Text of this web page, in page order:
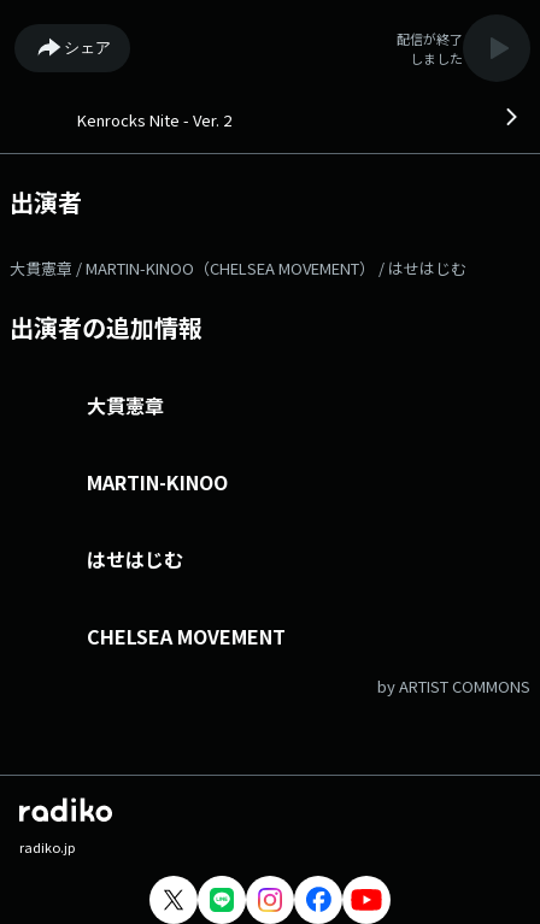
ラノドン”の最新作を！ 番組Webサイト：
https://www.interfm.co.jp/kenrocks メールアドレス：
rocks@interfm.jp Xハッシュタグは「#kenrocks」
シェア
配信が終了
しました
Kenrocks Nite - Ver. 2
出演者
大貫憲章 / MARTIN-KINOO（CHELSEA MOVEMENT） / はせはじむ
出演者の追加情報
大貫憲章
MARTIN-KINOO
はせはじむ
CHELSEA MOVEMENT
by ARTIST COMMONS
radiko.jp